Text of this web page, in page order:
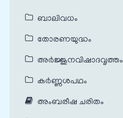
ബാലിവധം
തോരണയുദ്ധം
അർജ്ജുനവിഷാദവൃത്തം
കർണ്ണശപഥം
അംബരീഷ ചരിതം